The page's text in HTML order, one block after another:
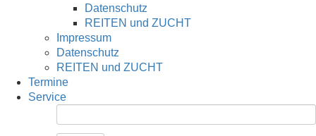
Datenschutz
REITEN und ZUCHT
Impressum
Datenschutz
REITEN und ZUCHT
Termine
Service